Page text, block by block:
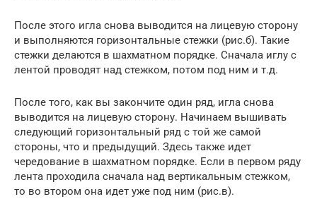
После этого игла снова выводится на лицевую сторону
и выполняются горизонтальные стежки (рис.б). Такие
стежки делаются в шахматном порядке. Сначала иглу с
лентой проводят над стежком, потом под ним и т.д.
После того, как вы закончите один ряд, игла снова
выводится на лицевую сторону. Начинаем вышивать
следующий горизонтальный ряд с той же самой
стороны, что и предыдущий. Здесь также идет
чередование в шахматном порядке. Если в первом ряду
лента проходила сначала над вертикальным стежком,
то во втором она идет уже под ним (рис.в).